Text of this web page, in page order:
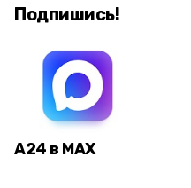
Подпишись!
А24 в MAX